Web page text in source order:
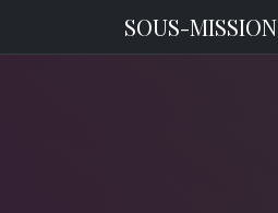
SOUS-MISSION